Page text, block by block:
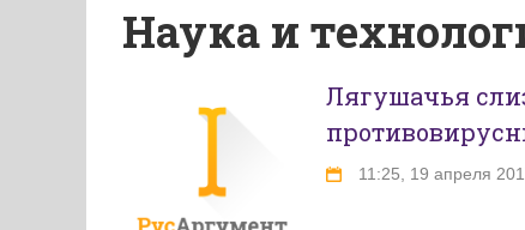
Наука и
Лягушачья
11:25, 19 апреля